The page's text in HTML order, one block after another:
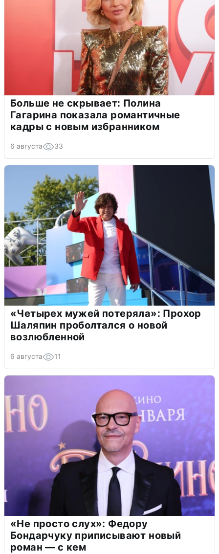
Больше не скрывает: Полина
Гагарина показала романтичные
кадры с новым избранником
6 августа 33
«Четырех мужей потеряла»: Прохор
Шаляпин проболтался о новой
возлюбленной
6 августа 11
«Не просто слух»: Федору
Бондарчуку приписывают новый
роман — с кем